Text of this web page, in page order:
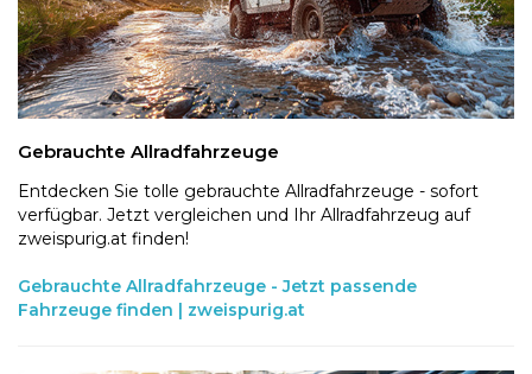
Gebrauchte Allradfahrzeuge
Entdecken Sie tolle gebrauchte Allradfahrzeuge - sofort
verfügbar. Jetzt vergleichen und Ihr Allradfahrzeug auf
zweispurig.at finden!
Gebrauchte Allradfahrzeuge - Jetzt passende
Fahrzeuge finden | zweispurig.at